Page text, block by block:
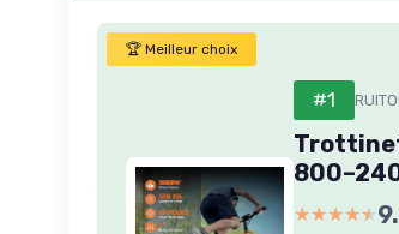
🏆 Meilleur choix
#1
★★★★★
★★★★★